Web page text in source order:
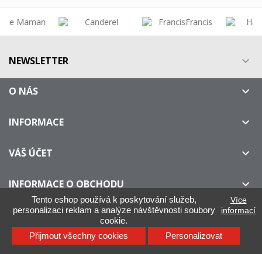
Tento eshop používá k poskytování služeb,
personalizaci reklam a analýze návštěvnosti soubory
cookie.
Více
informací
Přijmout všechny cookies Personalizovat
NEWSLETTER 
O NÁS 
INFORMACE 
VÁŠ ÚČET 
INFORMACE O OBCHODU 
IllyOnline.cz - Není oficiálním distributorem kávy ILLY